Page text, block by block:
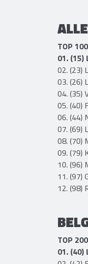
TOP
01. (15)
​​02. (23)
03. (26)
04. (35)
05. (40)
06. (44)
07. (69)
08. (70)
09. (79)
10.
12. (98)